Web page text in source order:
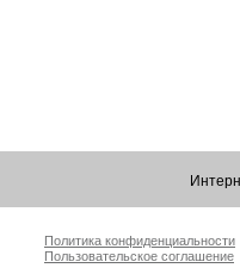
Политика конфиденциальности
Пользовательское соглашение